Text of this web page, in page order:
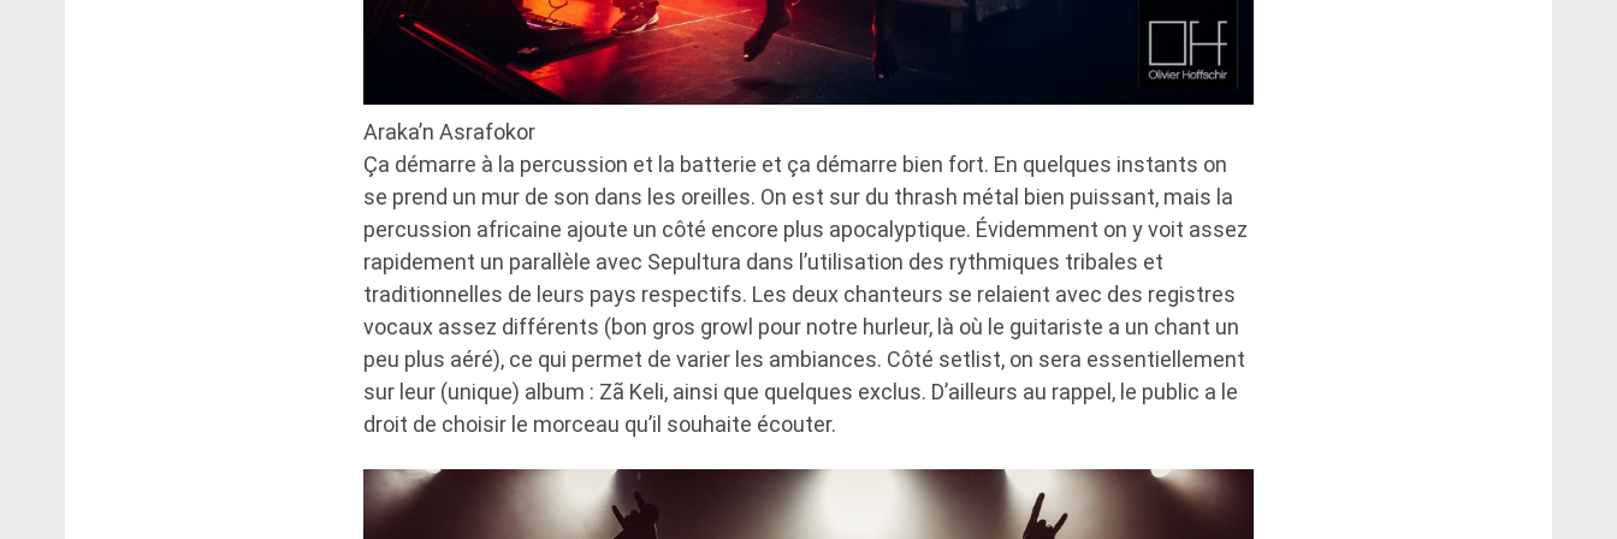
Araka’n Asrafokor
Ça démarre à la percussion et la batterie et ça démarre bien fort. En quelques instants on
se prend un mur de son dans les oreilles. On est sur du thrash métal bien puissant, mais la
percussion africaine ajoute un côté encore plus apocalyptique. Évidemment on y voit assez
rapidement un parallèle avec Sepultura dans l’utilisation des rythmiques tribales et
traditionnelles de leurs pays respectifs. Les deux chanteurs se relaient avec des registres
vocaux assez différents (bon gros growl pour notre hurleur, là où le guitariste a un chant un
peu plus aéré), ce qui permet de varier les ambiances. Côté setlist, on sera essentiellement
sur leur (unique) album : Zã Keli, ainsi que quelques exclus. D’ailleurs au rappel, le public a le
droit de choisir le morceau qu’il souhaite écouter.